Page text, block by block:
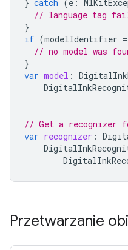
} catch ( e :
// language tag
}
if (modelIdentifier
// no model was
}
var model :
// Get a recognizer
var recognizer :
Przetwarzanie